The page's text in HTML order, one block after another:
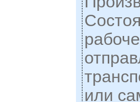
или